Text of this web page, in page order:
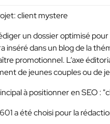
client mystere
un dossier optimisé
inséré dans un blog de la
promotionnel. L’axe
de jeunes couples ou de
à positionner en SEO :
a été choisi pour la